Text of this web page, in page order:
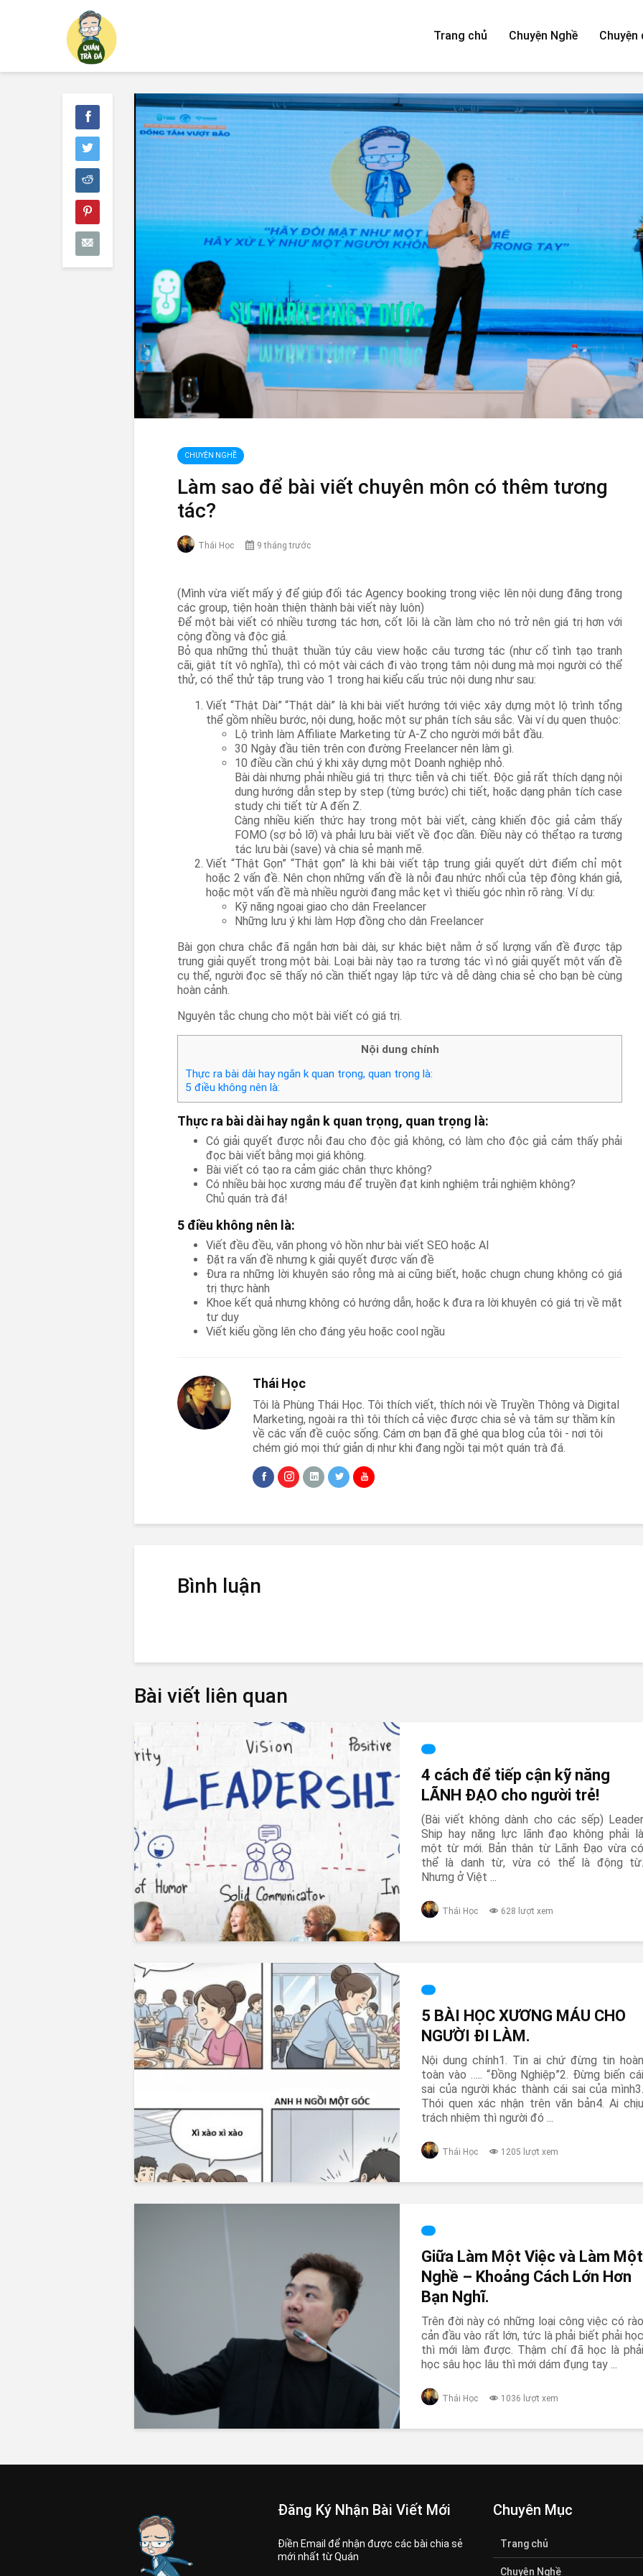
Trang chủ Chuyện Nghề Chuyện
CHUYỆN NGHỀ
Làm sao để bài viết chuyên môn có thêm tương
tác?
Thái Học 9 tháng trước
(Mình vừa viết mấy ý để giúp đối tác Agency booking trong việc lên nội dung đăng trong
các group, tiện hoàn thiện thành bài viết này luôn)
Để một bài viết có nhiều tương tác hơn, cốt lõi là cần làm cho nó trở nên giá trị hơn với
cộng đồng và độc giả.
Bỏ qua những thủ thuật thuần túy câu view hoặc câu tương tác (như cố tình tạo tranh
cãi, giật tít vô nghĩa), thì có một vài cách đi vào trọng tâm nội dung mà mọi người có thể
thử, có thể thử tập trung vào 1 trong hai kiểu cấu trúc nội dung như sau:
Viết “Thật Dài” “Thật dài” là khi bài viết hướng tới việc xây dựng một lộ trình tổng
thể gồm nhiều bước, nội dung, hoặc một sự phân tích sâu sắc. Vài ví dụ quen thuộc:
Lộ trình làm Affiliate Marketing từ A-Z cho người mới bắt đầu.
30 Ngày đầu tiên trên con đường Freelancer nên làm gì.
10 điều cần chú ý khi xây dựng một Doanh nghiệp nhỏ.
Bài dài nhưng phải nhiều giá trị thực tiễn và chi tiết. Độc giả rất thích dạng nội
dung hướng dẫn step by step (từng bước) chi tiết, hoặc dạng phân tích case
study chi tiết từ A đến Z.
Càng nhiều kiến thức hay trong một bài viết, càng khiến độc giả cảm thấy
FOMO (sợ bỏ lỡ) và phải lưu bài viết về đọc dần. Điều này có thểtạo ra tương
tác lưu bài (save) và chia sẻ mạnh mẽ.
Viết “Thật Gọn” “Thật gọn” là khi bài viết tập trung giải quyết dứt điểm chỉ một
hoặc 2 vấn đề. Nên chọn những vấn đề là nỗi đau nhức nhối của tệp đông khán giả,
hoặc một vấn đề mà nhiều người đang mắc kẹt vì thiếu góc nhìn rõ ràng. Ví dụ:
Kỹ năng ngoại giao cho dân Freelancer
Những lưu ý khi làm Hợp đồng cho dân Freelancer
Bài gọn chưa chắc đã ngắn hơn bài dài, sự khác biệt nằm ở số lượng vấn đề được tập
trung giải quyết trong một bài. Loại bài này tạo ra tương tác vì nó giải quyết một vấn đề
cụ thể, người đọc sẽ thấy nó cần thiết ngay lập tức và dễ dàng chia sẻ cho bạn bè cùng
hoàn cảnh.
Nguyên tắc chung cho một bài viết có giá trị.
Nội dung chính
Thực ra bài dài hay ngắn k quan trọng, quan trọng là:
5 điều không nên là:
Thực ra bài dài hay ngắn k quan trọng, quan trọng là:
Có giải quyết được nỗi đau cho độc giả không, có làm cho độc giả cảm thấy phải
đọc bài viết bằng mọi giá không.
Bài viết có tạo ra cảm giác chân thực không?
Có nhiều bài học xương máu để truyền đạt kinh nghiệm trải nghiệm không?
Chủ quán trà đá!
5 điều không nên là:
Viết đều đều, văn phong vô hồn như bài viết SEO hoặc AI
Đặt ra vấn đề nhưng k giải quyết được vấn đề
Đưa ra những lời khuyên sáo rỗng mà ai cũng biết, hoặc chugn chung không có giá
trị thực hành
Khoe kết quả nhưng không có hướng dẫn, hoặc k đưa ra lời khuyên có giá trị về mặt
tư duy
Viết kiểu gồng lên cho đáng yêu hoặc cool ngầu
Thái Học
Tôi là Phùng Thái Học. Tôi thích viết, thích nói về Truyền Thông và Digital
Marketing, ngoài ra thì tôi thích cả việc được chia sẻ và tâm sự thầm kín
về các vấn đề cuộc sống. Cám ơn bạn đã ghé qua blog của tôi - nơi tôi
chém gió mọi thứ giản dị như khi đang ngồi tại một quán trà đá.
Bình luận
Bài viết liên quan
4 cách để tiếp cận kỹ năng
LÃNH ĐẠO cho người trẻ!
(Bài viết không dành cho các sếp) Leader
Ship hay năng lực lãnh đạo không phải là
một từ mới. Bản thân từ Lãnh Đạo vừa có
thể là danh từ, vừa có thể là động từ.
Nhưng ở Việt ...
Thái Học 628 lượt xem
5 BÀI HỌC XƯƠNG MÁU CHO
NGƯỜI ĐI LÀM.
Nội dung chính1. Tin ai chứ đừng tin hoàn
toàn vào ….. “Đồng Nghiệp”2. Đừng biến cái
sai của người khác thành cái sai của mình3.
Thói quen xác nhận trên văn bản4. Ai chịu
trách nhiệm thì người đó ...
Thái Học 1205 lượt xem
Giữa Làm Một Việc và Làm Một
Nghề – Khoảng Cách Lớn Hơn
Bạn Nghĩ.
Trên đời này có những loại công việc có rào
cản đầu vào rất lớn, tức là phải biết phải học
thì mới làm được. Thậm chí đã học là phải
học sâu học lâu thì mới dám đụng tay ...
Thái Học 1036 lượt xem
Đăng Ký Nhận Bài Viết Mới
Điền Email để nhận được các bài chia sẻ
mới nhất từ Quán
Chuyên Mục
Trang chủ
Chuyện Nghề